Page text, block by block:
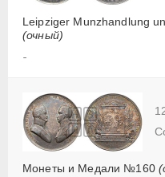
Leipziger Munzhandlung
(очный)
-
Монеты и Медали №160